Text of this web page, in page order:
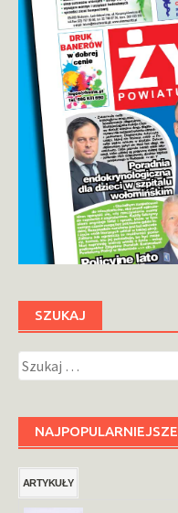
SZUKAJ
Szukaj:
NAJPOPULARNIEJSZE
ARTYKUŁY